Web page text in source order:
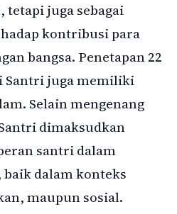
tetapi juga sebagai
kontribusi para
bangsa. Penetapan 22
Santri juga memiliki
Selain mengenang
dimaksudkan
santri dalam
dalam konteks
maupun sosial.